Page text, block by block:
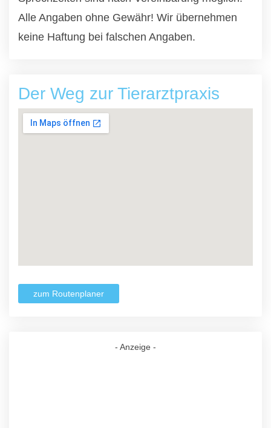
Alle Angaben ohne Gewähr! Wir übernehmen
keine Haftung bei falschen Angaben.
Der Weg zur Tierarztpraxis
zum Routenplaner
- Anzeige -